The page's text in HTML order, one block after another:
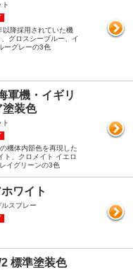
降採用されていた機
グロスシーブルー、イ
ーグレーの3色
軍機・イギリ
塗装色
機体内部色を再現した
ト、クロメイト イエロ
イグリーンの3色
ワイト
スプレー
標準塗装色